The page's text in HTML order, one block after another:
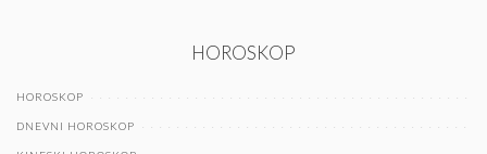
HOROSKOP
HOROSKOP
DNEVNI HOROSKOP